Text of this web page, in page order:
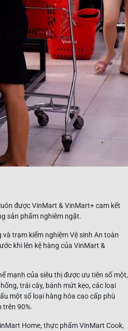
được VinMart & VinMart+ cam kết
sản phẩm nghiêm ngặt.
trạm kiểm nghiệm Vệ sinh An toàn
khi lên kệ hàng của VinMart &
mạnh của siêu thị được ưu tiên số một,
trái cây, bánh mứt kẹo, các loại
một số loại hàng hóa cao cấp phù
trên 90%.
Home, thực phẩm VinMart Cook,